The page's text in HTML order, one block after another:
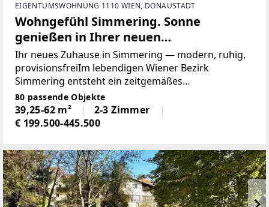
EIGENTUMSWOHNUNG 1110 WIEN, DONAUSTADT
Wohngefühl Simmering. Sonne
genießen in Ihrer neuen
Terrassenwohnung
Ihr neues Zuhause in Simmering — modern, ruhig,
provisionsfreiIm lebendigen Wiener Bezirk
Simmering entsteht ein zeitgemäßes
Wohnbauprojekt mit 82 freifinanzierten
Eigentumswohnungen — provisionsfrei für Käufer.
Das fünfgeschossige Gebäude bietet
80 passende Objekte
39,25-62 m²
2-3 Zimmer
€ 199.500-445.500